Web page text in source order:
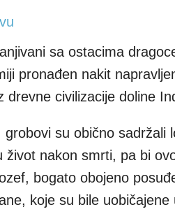
sa ostacima
pronađen nakit
drevne civilizacije doline
su obično sadržali
nakon smrti, pa bi
bogato obojeno
koje su bile uobičajene